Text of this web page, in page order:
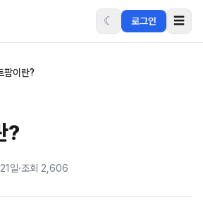
☾ 로그인 ☰
팜이란?
?
일·조회 2,606